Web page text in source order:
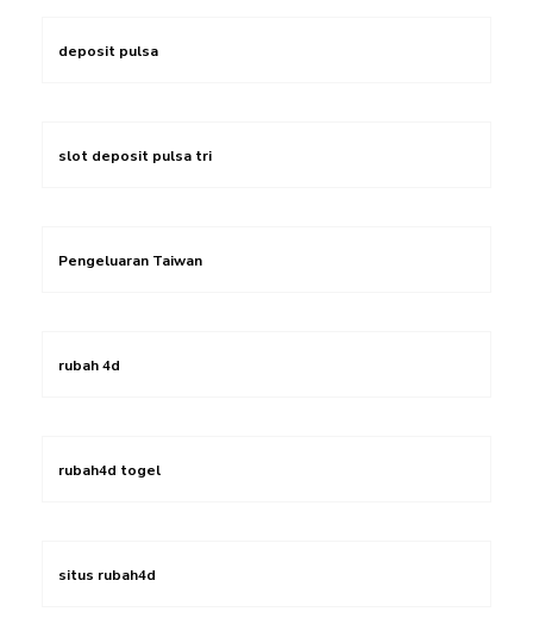
deposit pulsa
slot deposit pulsa tri
Pengeluaran Taiwan
rubah 4d
rubah4d togel
situs rubah4d